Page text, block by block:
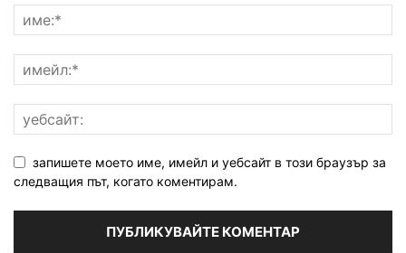
запишете моето име, имейл и уебсайт в този браузър за
следващия път, когато коментирам.